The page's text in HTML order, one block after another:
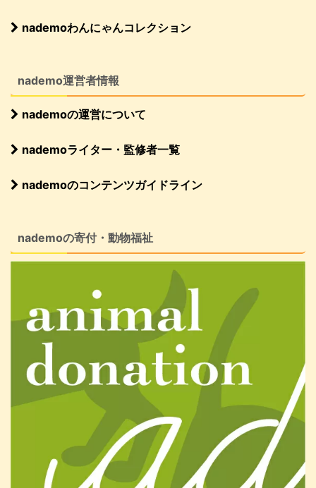
nademoわんにゃんコレクション
nademo運営者情報
nademoの運営について
nademoライター・監修者一覧
nademoのコンテンツガイドライン
nademoの寄付・動物福祉